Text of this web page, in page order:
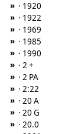
» · 1920
» · 1922
» · 1969
» · 1985
» · 1990
» · 2 +
» · 2 PA
» · 2:22
» · 20 A
» · 20 G
» · 20.0